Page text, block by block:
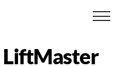
LiftMaster